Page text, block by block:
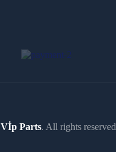
Vİp Parts. All rights reserved